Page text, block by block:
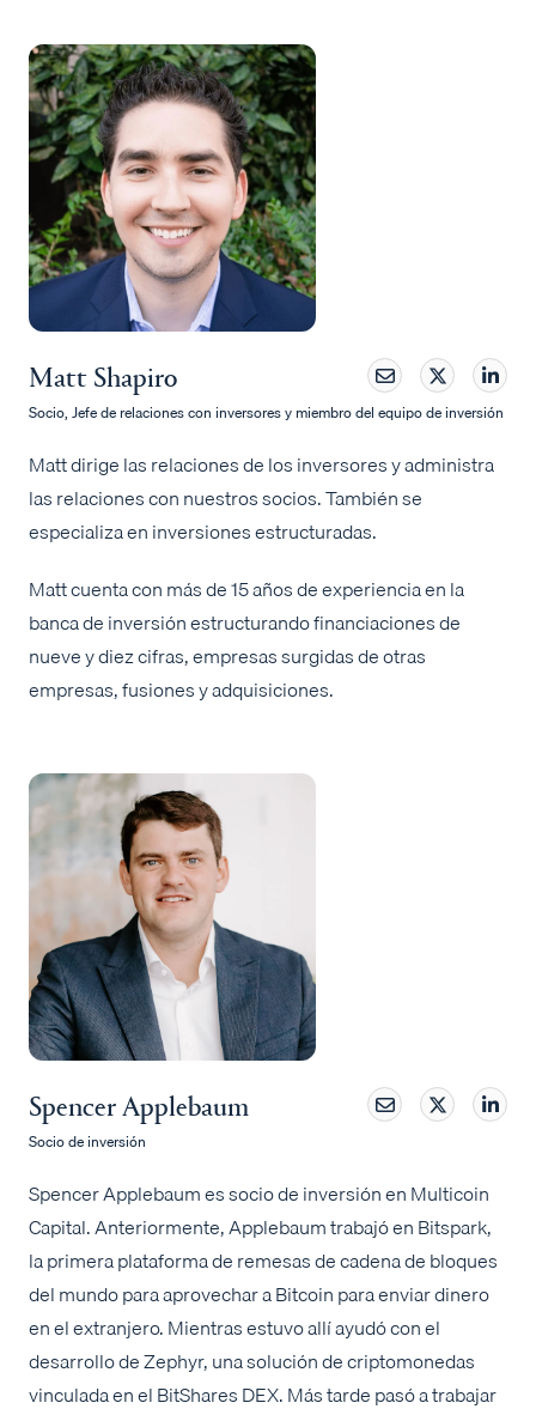
Matt Shapiro
Socio, Jefe de relaciones con inversores y miembro del equipo de inversión
Matt dirige las relaciones de los inversores y administra
las relaciones con nuestros socios. También se
especializa en inversiones estructuradas.
Matt cuenta con más de 15 años de experiencia en la
banca de inversión estructurando financiaciones de
nueve y diez cifras, empresas surgidas de otras
empresas, fusiones y adquisiciones.
Spencer Applebaum
Socio de inversión
Spencer Applebaum es socio de inversión en Multicoin
Capital. Anteriormente, Applebaum trabajó en Bitspark,
la primera plataforma de remesas de cadena de bloques
del mundo para aprovechar a Bitcoin para enviar dinero
en el extranjero. Mientras estuvo allí ayudó con el
desarrollo de Zephyr, una solución de criptomonedas
vinculada en el BitShares DEX. Más tarde pasó a trabajar